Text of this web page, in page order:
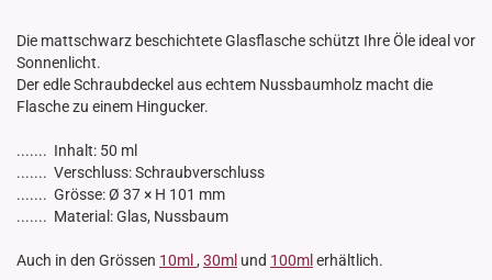
Die mattschwarz beschichtete Glasflasche schützt Ihre Öle ideal vor
Sonnenlicht.
Der edle Schraubdeckel aus echtem Nussbaumholz macht die
Flasche zu einem Hingucker.
....... Inhalt: 50 ml
....... Verschluss: Schraubverschluss
....... Grösse: Ø 37 × H 101 mm
....... Material: Glas, Nussbaum
Auch in den Grössen 10ml , 30ml und 100ml erhältlich.